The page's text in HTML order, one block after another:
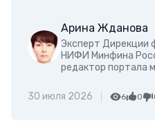
Арина Жданова
Эксперт Дирекции
НИФИ Минфина
редактор портала
30 июля 2026 6 0